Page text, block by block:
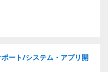
ート/システム・アプリ開